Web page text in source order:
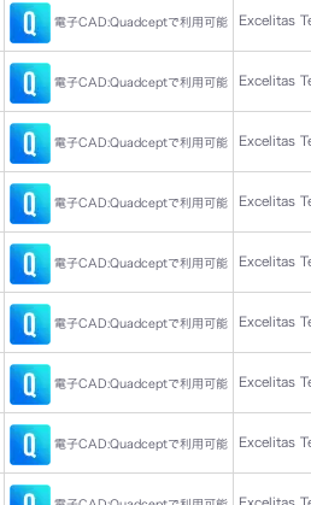
電子CAD:Quadceptで利用可能 Excelitas
電子CAD:Quadceptで利用可能 Excelitas
電子CAD:Quadceptで利用可能 Excelitas
電子CAD:Quadceptで利用可能 Excelitas
電子CAD:Quadceptで利用可能 Excelitas
電子CAD:Quadceptで利用可能 Excelitas
電子CAD:Quadceptで利用可能 Excelitas
電子CAD:Quadceptで利用可能 Excelitas
Excelitas